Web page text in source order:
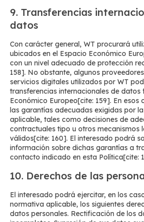
9. Transferencias
datos
Con carácter general, WT procurará
ubicados en el Espacio Económico
con un nivel adecuado de protección
158]. No obstante, algunos
servicios digitales utilizados por WT
transferencias internacionales de datos
Económico Europeo[cite: 159]. En
las garantías adecuadas exigidas por
aplicable, tales como decisiones de
contractuales tipo u otros mecanismos
válidos[cite: 160]. El interesado podrá
información sobre dichas garantías a
contacto indicado en esta Política[cite:
10. Derechos de las
El interesado podrá ejercitar, en los
normativa aplicable, los siguientes
datos personales. Rectificación de los